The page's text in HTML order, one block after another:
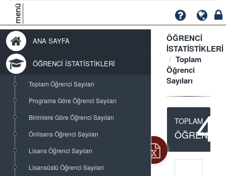
menü
ANA SAYFA
ÖĞRENCİ İSTATİSTİKLERİ
Toplam Öğrenci Sayıları
Programa Göre Öğrenci Sayıları
Birimlere Göre Öğrenci Sayıları
Önlisans Öğrenci Sayıları
Lisans Öğrenci Sayıları
Lisansüstü Öğrenci Sayıları
ÖĞRENCİ
İSTATİSTİKLERİ
Toplam
Öğrenci
Sayıları
TOPLAM
ÖĞRENCİ